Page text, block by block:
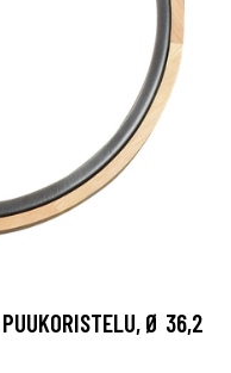
Ø 36,2